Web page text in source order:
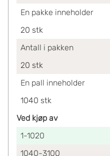
En pakke inneholder
20 stk
Antall i pakken
20 stk
En pall inneholder
1040 stk
Ved kjøp av
1-1020
1040-3100